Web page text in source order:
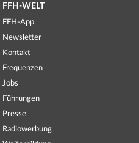
FFH-WELT
FFH-App
Newsletter
Kontakt
Frequenzen
Jobs
Führungen
Presse
Radiowerbung